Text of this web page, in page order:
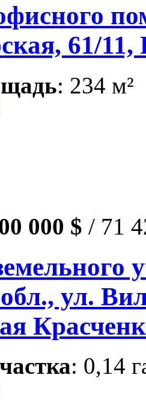
61/11,
: 234 м²
000 $ / 71
ул.
: 0,14